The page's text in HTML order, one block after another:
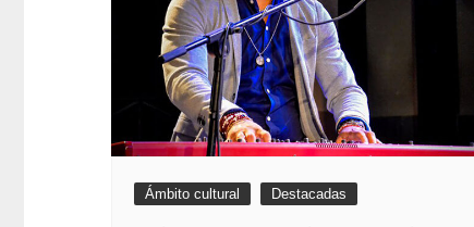
Ámbito cultural Destacadas